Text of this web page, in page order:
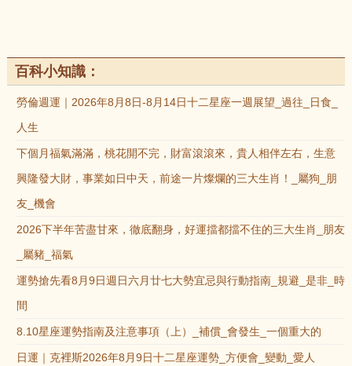
百科小知識：
勞倫週運｜2026年8月8日-8月14日十二星座一週展望_過往_日食_
人生
下個月福氣滿滿，桃花開不完，財富滾滾來，貴人相伴左右，生意
興隆發大財，事業如日中天，前途一片燦爛的三大生肖！_屬狗_朋
友_機會
2026下半年苦盡甘來，徹底翻身，好運擋都擋不住的三大生肖_朋友
_屬豬_福氣
運勢搶先看8月9日週日六月廿七大勢宜忌與行動指南_規避_是非_時
間
8.10星座運勢指南及注意事項（上）_補償_會發生_一個重大的
日運｜克裡斯2026年8月9日十二星座運勢_方便會_變動_愛人